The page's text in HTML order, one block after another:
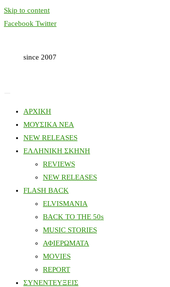
Skip to content
Facebook Twitter
since 2007
ΑΡΧΙΚΗ
ΜΟΥΣΙΚΑ ΝΕΑ
NEW RELEASES
ΕΛΛΗΝΙΚΗ ΣΚΗΝΗ
REVIEWS
NEW RELEASES
FLASH BACK
ELVISMANIA
BACK TO THE 50s
MUSIC STORIES
ΑΦΙΕΡΩΜΑΤΑ
MOVIES
REPORT
ΣΥΝΕΝΤΕΥΞΕΙΣ